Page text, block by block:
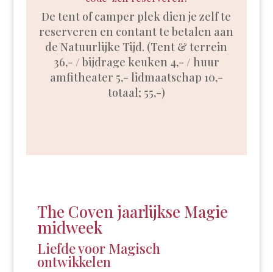
De tent of camper plek dien je zelf te
reserveren en contant te betalen aan
de Natuurlijke Tijd. (Tent & terrein
36,- / bijdrage keuken 4,- / huur
amfitheater 5,- lidmaatschap 10,-
totaal; 55,-)
The Coven jaarlijkse Magie
midweek
Liefde voor Magisch
ontwikkelen